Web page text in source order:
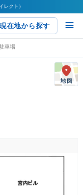
レクト）
現在地から探す
車場